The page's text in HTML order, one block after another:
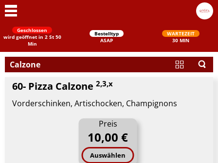
Geschlossen
wird geöffnet in 2 St 50
Min
Bestelltyp
ASAP
WARTEZEIT
30 MIN
Calzone
60- Pizza Calzone 2,3,x
Vorderschinken, Artischocken, Champignons
Preis
10,00 €
Auswählen